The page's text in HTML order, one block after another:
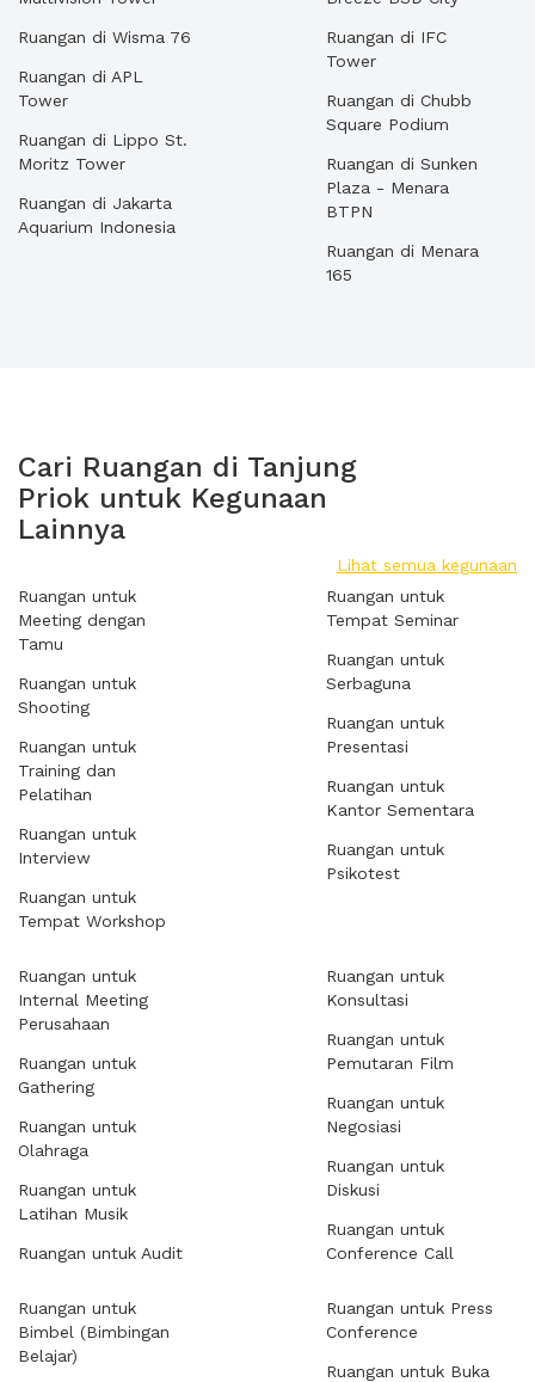
Ruangan di Wisma 76
Ruangan di APL
Tower
Ruangan di Lippo St.
Moritz Tower
Ruangan di Jakarta
Aquarium Indonesia
Ruangan di IFC
Tower
Ruangan di Chubb
Square Podium
Ruangan di Sunken
Plaza - Menara
BTPN
Ruangan di Menara
165
Cari Ruangan di Tanjung
Priok untuk Kegunaan
Lainnya
Lihat semua kegunaan
Ruangan untuk
Meeting dengan
Tamu
Ruangan untuk
Shooting
Ruangan untuk
Training dan
Pelatihan
Ruangan untuk
Interview
Ruangan untuk
Tempat Workshop
Ruangan untuk
Tempat Seminar
Ruangan untuk
Serbaguna
Ruangan untuk
Presentasi
Ruangan untuk
Kantor Sementara
Ruangan untuk
Psikotest
Ruangan untuk
Internal Meeting
Perusahaan
Ruangan untuk
Gathering
Ruangan untuk
Olahraga
Ruangan untuk
Latihan Musik
Ruangan untuk Audit
Ruangan untuk
Konsultasi
Ruangan untuk
Pemutaran Film
Ruangan untuk
Negosiasi
Ruangan untuk
Diskusi
Ruangan untuk
Conference Call
Ruangan untuk
Bimbel (Bimbingan
Belajar)
Ruangan untuk Press
Conference
Ruangan untuk Buka